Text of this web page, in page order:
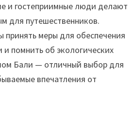
и гостеприимные люди делают
для путешественников.
меры для обеспечения
и помнить об экологических
Бали — отличный выбор для
впечатления от